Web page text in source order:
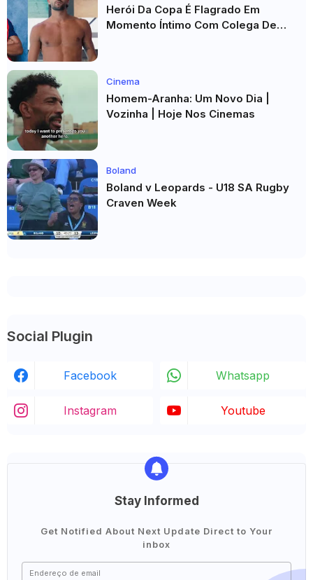
Herói Da Copa É Flagrado Em
Momento Íntimo Com Colega De
Cinema
Homem-Aranha: Um Novo Dia |
Vozinha | Hoje Nos Cinemas
Boland
Boland v Leopards - U18 SA Rugby
Craven Week
Social Plugin
Facebook Whatsapp
Instagram Youtube
Stay Informed
Get Notified About Next Update Direct to Your
inbox